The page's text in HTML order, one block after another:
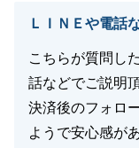
ＬＩＮＥや電話
こちらが質問し
話などでご説明
決済後のフォロ
ようで安心感があ